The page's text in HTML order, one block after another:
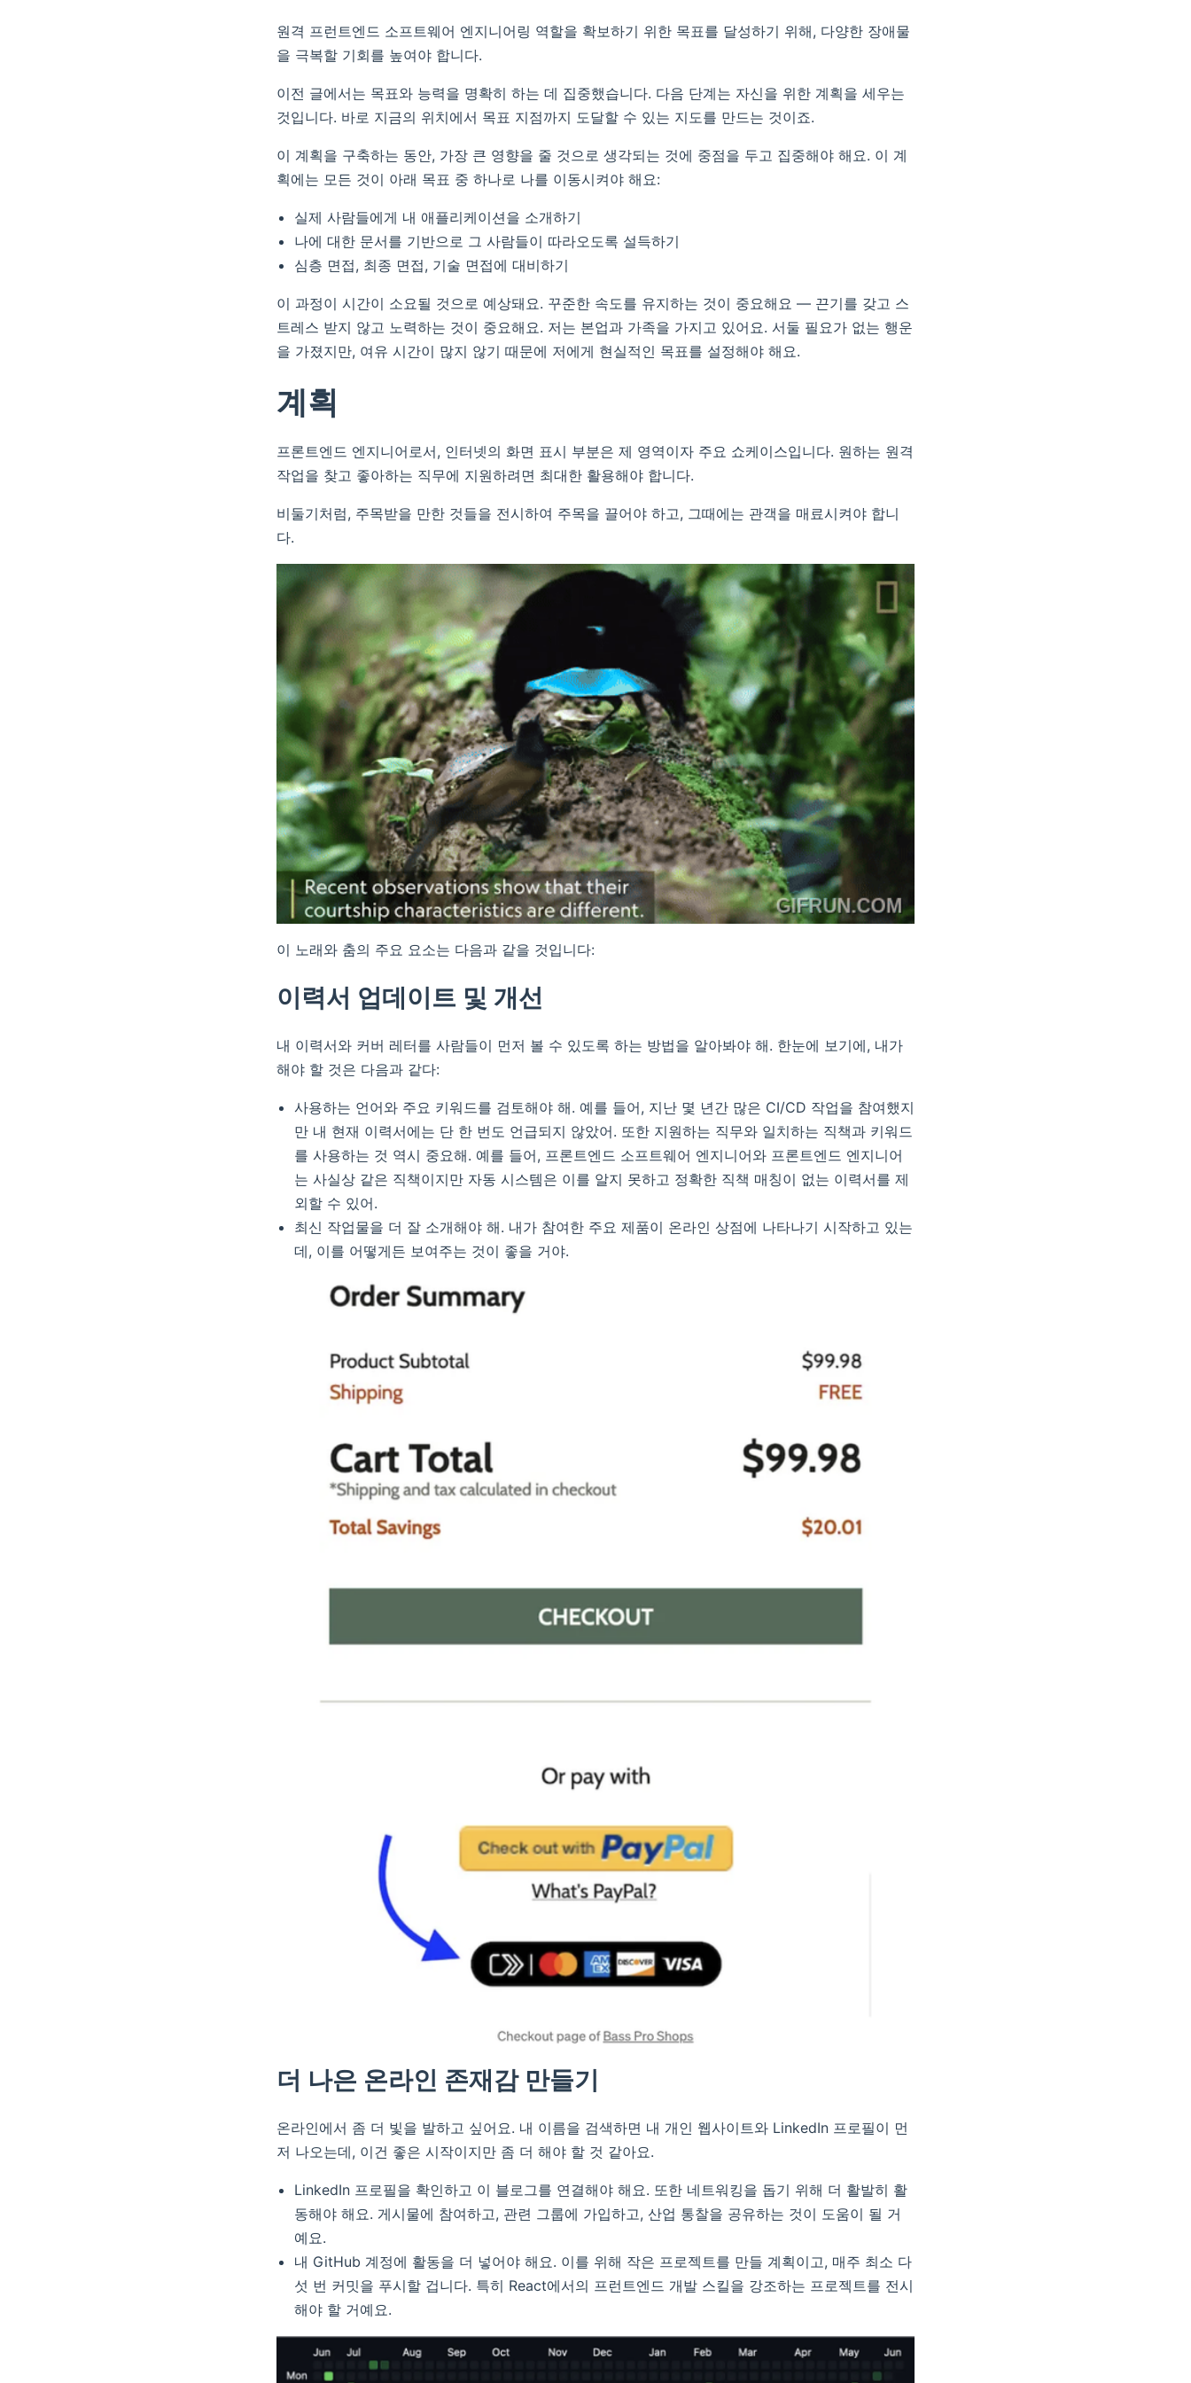
원격 프런트엔드 소프트웨어 엔지니어링 역할을 확보하기 위한 목표를 달성하기 위해, 다양한 장애물
을 극복할 기회를 높여야 합니다.
이전 글에서는 목표와 능력을 명확히 하는 데 집중했습니다. 다음 단계는 자신을 위한 계획을 세우는
것입니다. 바로 지금의 위치에서 목표 지점까지 도달할 수 있는 지도를 만드는 것이죠.
이 계획을 구축하는 동안, 가장 큰 영향을 줄 것으로 생각되는 것에 중점을 두고 집중해야 해요. 이 계
획에는 모든 것이 아래 목표 중 하나로 나를 이동시켜야 해요:
실제 사람들에게 내 애플리케이션을 소개하기
나에 대한 문서를 기반으로 그 사람들이 따라오도록 설득하기
심층 면접, 최종 면접, 기술 면접에 대비하기
이 과정이 시간이 소요될 것으로 예상돼요. 꾸준한 속도를 유지하는 것이 중요해요 — 끈기를 갖고 스
트레스 받지 않고 노력하는 것이 중요해요. 저는 본업과 가족을 가지고 있어요. 서둘 필요가 없는 행운
을 가졌지만, 여유 시간이 많지 않기 때문에 저에게 현실적인 목표를 설정해야 해요.
계획
프론트엔드 엔지니어로서, 인터넷의 화면 표시 부분은 제 영역이자 주요 쇼케이스입니다. 원하는 원격
작업을 찾고 좋아하는 직무에 지원하려면 최대한 활용해야 합니다.
비둘기처럼, 주목받을 만한 것들을 전시하여 주목을 끌어야 하고, 그때에는 관객을 매료시켜야 합니
다.
이 노래와 춤의 주요 요소는 다음과 같을 것입니다:
이력서 업데이트 및 개선
내 이력서와 커버 레터를 사람들이 먼저 볼 수 있도록 하는 방법을 알아봐야 해. 한눈에 보기에, 내가
해야 할 것은 다음과 같다:
사용하는 언어와 주요 키워드를 검토해야 해. 예를 들어, 지난 몇 년간 많은 CI/CD 작업을 참여했지
만 내 현재 이력서에는 단 한 번도 언급되지 않았어. 또한 지원하는 직무와 일치하는 직책과 키워드
를 사용하는 것 역시 중요해. 예를 들어, 프론트엔드 소프트웨어 엔지니어와 프론트엔드 엔지니어
는 사실상 같은 직책이지만 자동 시스템은 이를 알지 못하고 정확한 직책 매칭이 없는 이력서를 제
외할 수 있어.
최신 작업물을 더 잘 소개해야 해. 내가 참여한 주요 제품이 온라인 상점에 나타나기 시작하고 있는
데, 이를 어떻게든 보여주는 것이 좋을 거야.
더 나은 온라인 존재감 만들기
온라인에서 좀 더 빛을 발하고 싶어요. 내 이름을 검색하면 내 개인 웹사이트와 LinkedIn 프로필이 먼
저 나오는데, 이건 좋은 시작이지만 좀 더 해야 할 것 같아요.
LinkedIn 프로필을 확인하고 이 블로그를 연결해야 해요. 또한 네트워킹을 돕기 위해 더 활발히 활
동해야 해요. 게시물에 참여하고, 관련 그룹에 가입하고, 산업 통찰을 공유하는 것이 도움이 될 거
예요.
내 GitHub 계정에 활동을 더 넣어야 해요. 이를 위해 작은 프로젝트를 만들 계획이고, 매주 최소 다
섯 번 커밋을 푸시할 겁니다. 특히 React에서의 프런트엔드 개발 스킬을 강조하는 프로젝트를 전시
해야 할 거예요.